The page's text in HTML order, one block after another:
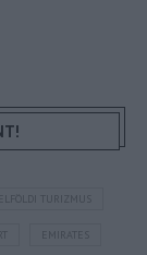
TURIZMUS
EMIRATES